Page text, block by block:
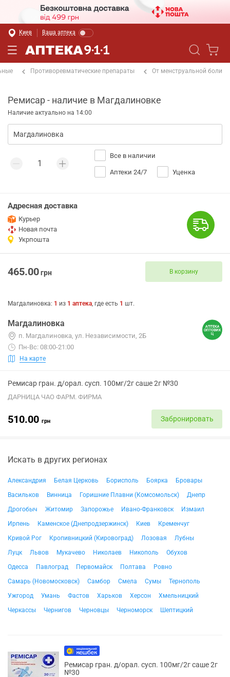
Киев Ваша аптека
Противоревматические препараты От менструальной боли
Ремисар - наличие в Магдалиновке
Наличие актуально на 14:00
Все в наличии
Аптеки 24/7 Уценка
Адресная доставка
Курьер
Новая почта
Укрпошта
465.00грн В корзину
Магдалиновка: 1 из 1 аптека, где есть 1 шт.
Магдалиновка
п. Магдалиновка, ул. Независимости, 2Б
Пн-Вс: 08:00-21:00
На карте
Ремисар гран. д/орал. сусп. 100мг/2г саше 2г №30
ДАРНИЦА ЧАО ФАРМ. ФИРМА
510.00 грн Забронировать
Искать в других регионах
Александрия Белая Церковь Борисполь Боярка
Бровары
Васильков
Винница Горишние Плавни (Комсомольск)
Днепр
Дрогобыч
Житомир Запорожье Ивано-Франковск
Измаил
Ирпень
Каменское (Днепродзержинск) Киев
Кременчуг
Кривой Рог
Кропивницкий (Кировоград) Лозовая
Лубны
Луцк
Львов Мукачево Николаев Никополь
Обухов
Одесса
Павлоград Первомайск Полтава
Ровно
Самарь (Новомосковск)
Самбор Смела Сумы
Тернополь
Ужгород
Умань Фастов Харьков Херсон
Хмельницкий
Черкассы
Чернигов Черновцы Черноморск Шептицкий
Ремисар гран. д/орал. сусп. 100мг/2г саше 2г
№30